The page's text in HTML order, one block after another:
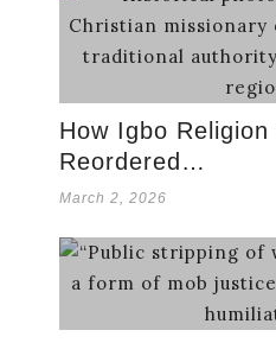
How Igbo Religion
Reordered…
March 2, 2026